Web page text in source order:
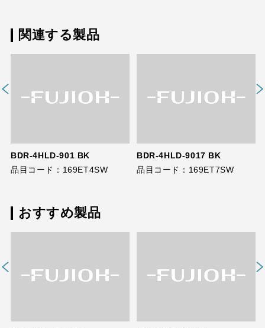
関連する製品
BDR-4HLD-901 BK
品目コード：169ET4SW
BDR-4HLD-9017 BK
品目コード：169ET7SW
おすすめ製品